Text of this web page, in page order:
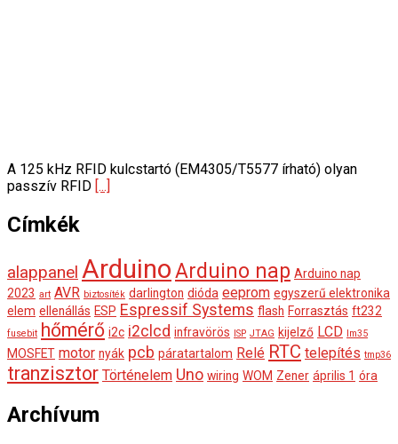
A 125 kHz RFID kulcstartó (EM4305/T5577 írható) olyan
passzív RFID [...]
Címkék
alappanel ArduinoArduino nap Arduino nap
2023 art AVR biztosíték darlington dióda eeprom egyszerű elektronika
elem ellenállás ESP Espressif Systems flash Forrasztás ft232
fusebit hőmérő i2c i2clcd infravörös ISP JTAG kijelző LCD lm35
MOSFET motor nyák pcb páratartalom Relé RTC telepítés tmp36
tranzisztor Történelem Uno wiring WOM Zener április 1 óra
Archívum